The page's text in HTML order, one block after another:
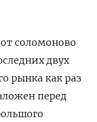
соломоново
двух
рынка как раз
перед